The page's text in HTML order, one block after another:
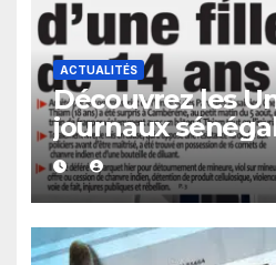
ACTUALITÉS
Découvrez les
journaux
vendredi 07